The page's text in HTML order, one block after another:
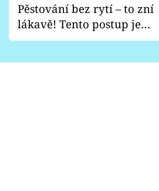
Pěstování bez rytí – to zní
lákavě! Tento postup je
vhodný jen pro některé